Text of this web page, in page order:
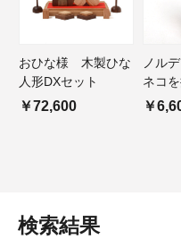
おひな様 木製ひな
人形DXセット
￥72,600
ノル
ネコ
￥
検索結果